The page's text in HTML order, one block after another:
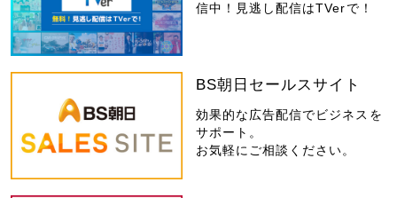
信中！見逃し配信はTVerで！
BS朝日セールスサイト
効果的な広告配信でビジネスを
サポート。
お気軽にご相談ください。